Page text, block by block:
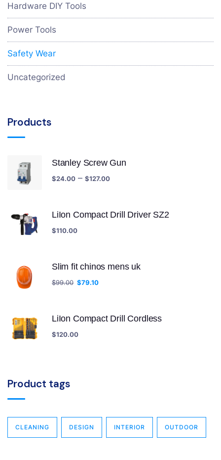
Hardware DIY Tools
Power Tools
Safety Wear
Uncategorized
Products
Stanley Screw Gun
$24.00 – $127.00
LiIon Compact Drill Driver SZ2
$110.00
Slim fit chinos mens uk
$99.00 $79.10
LiIon Compact Drill Cordless
$120.00
Product tags
CLEANING DESIGN INTERIOR OUTDOOR